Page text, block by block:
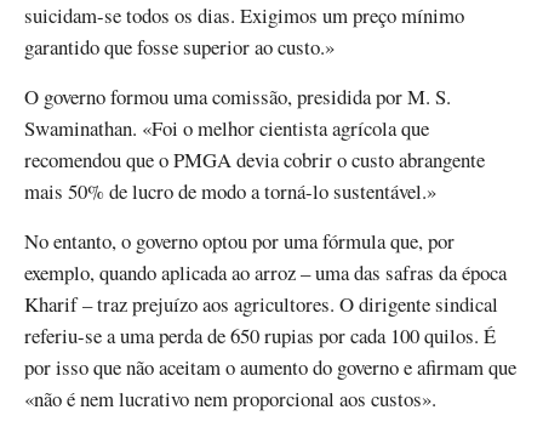
suicidam-se todos os dias. Exigimos um preço mínimo
garantido que fosse superior ao custo.»
O governo formou uma comissão, presidida por M. S.
Swaminathan. «Foi o melhor cientista agrícola que
recomendou que o PMGA devia cobrir o custo abrangente
mais 50% de lucro de modo a torná-lo sustentável.»
No entanto, o governo optou por uma fórmula que, por
exemplo, quando aplicada ao arroz – uma das safras da época
Kharif – traz prejuízo aos agricultores. O dirigente sindical
referiu-se a uma perda de 650 rupias por cada 100 quilos. É
por isso que não aceitam o aumento do governo e afirmam que
«não é nem lucrativo nem proporcional aos custos».